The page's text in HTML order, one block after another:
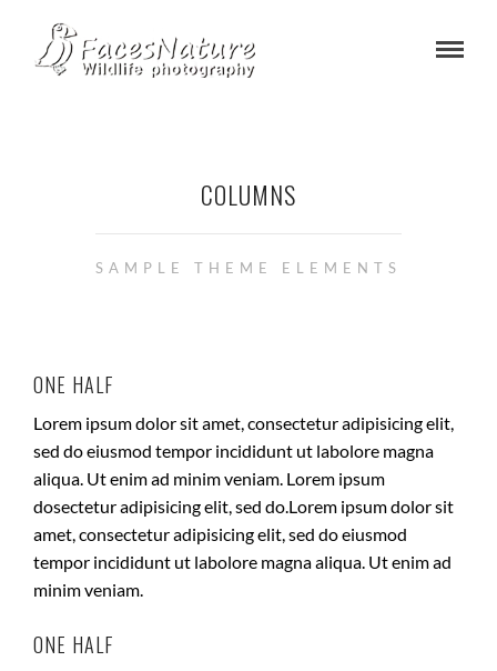
COLUMNS
SAMPLE THEME ELEMENTS
ONE HALF
Lorem ipsum dolor sit amet, consectetur adipisicing elit,
sed do eiusmod tempor incididunt ut labolore magna
aliqua. Ut enim ad minim veniam. Lorem ipsum
dosectetur adipisicing elit, sed do.Lorem ipsum dolor sit
amet, consectetur adipisicing elit, sed do eiusmod
tempor incididunt ut labolore magna aliqua. Ut enim ad
minim veniam.
ONE HALF